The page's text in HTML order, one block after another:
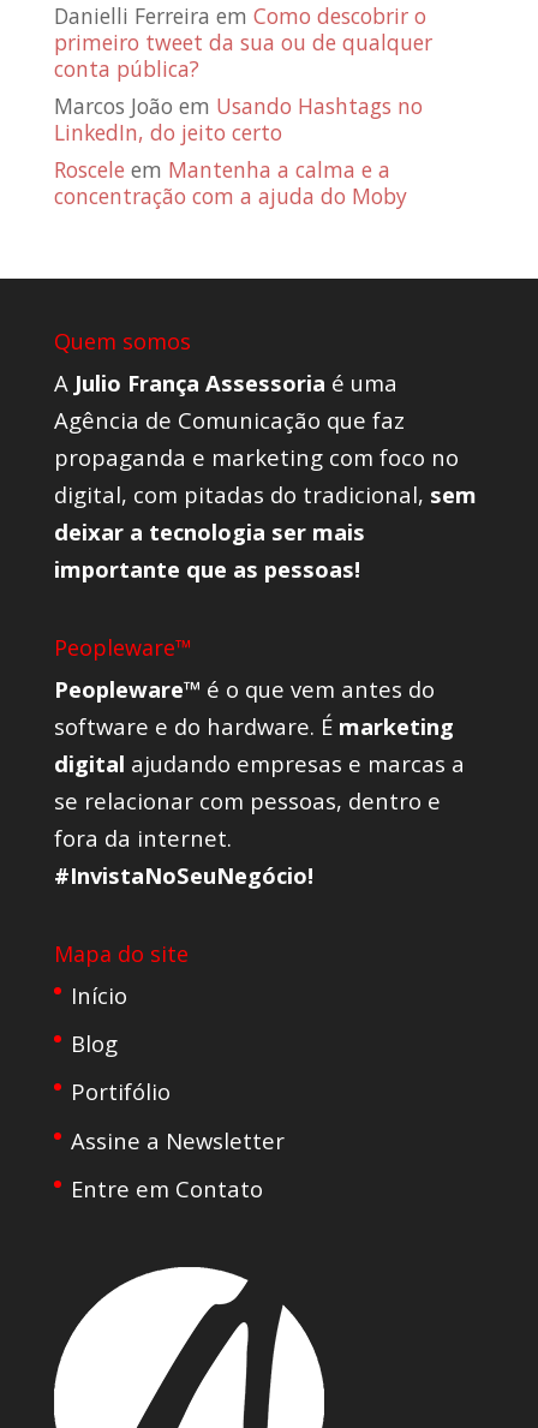
Danielli Ferreira em Como descobrir o
primeiro tweet da sua ou de qualquer
conta pública?
Marcos João em Usando Hashtags no
LinkedIn, do jeito certo
Roscele em Mantenha a calma e a
concentração com a ajuda do Moby
Quem somos
A Julio França Assessoria é uma
Agência de Comunicação que faz
propaganda e marketing com foco no
digital, com pitadas do tradicional, sem
deixar a tecnologia ser mais
importante que as pessoas!
Peopleware™
Peopleware™ é o que vem antes do
software e do hardware. É marketing
digital ajudando empresas e marcas a
se relacionar com pessoas, dentro e
fora da internet.
#InvistaNoSeuNegócio!
Mapa do site
Início
Blog
Portifólio
Assine a Newsletter
Entre em Contato